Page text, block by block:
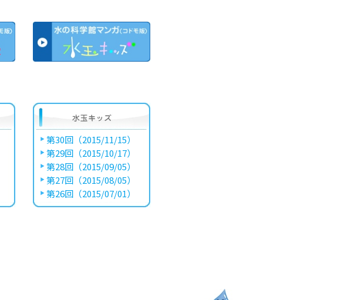
第30回（2015/11/15）
第29回（2015/10/17）
第28回（2015/09/05）
第27回（2015/08/05）
第26回（2015/07/01）